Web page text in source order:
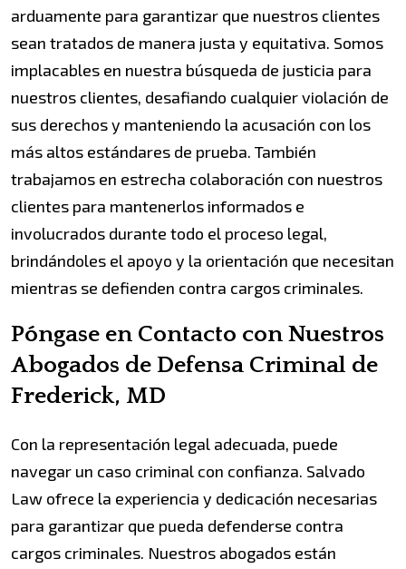
arduamente para garantizar que nuestros clientes
sean tratados de manera justa y equitativa. Somos
implacables en nuestra búsqueda de justicia para
nuestros clientes, desafiando cualquier violación de
sus derechos y manteniendo la acusación con los
más altos estándares de prueba. También
trabajamos en estrecha colaboración con nuestros
clientes para mantenerlos informados e
involucrados durante todo el proceso legal,
brindándoles el apoyo y la orientación que necesitan
mientras se defienden contra cargos criminales.
Póngase en Contacto con Nuestros
Abogados de Defensa Criminal de
Frederick, MD
Con la representación legal adecuada, puede
navegar un caso criminal con confianza. Salvado
Law ofrece la experiencia y dedicación necesarias
para garantizar que pueda defenderse contra
cargos criminales. Nuestros abogados están